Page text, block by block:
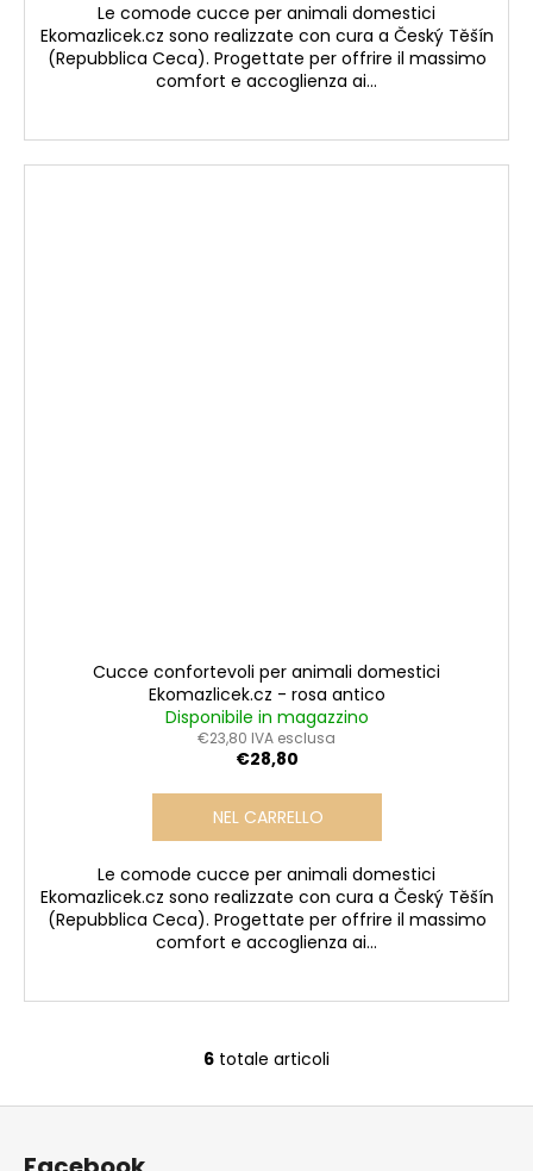
Le comode cucce per animali domestici
Ekomazlicek.cz sono realizzate con cura a Český Těšín
(Repubblica Ceca). Progettate per offrire il massimo
comfort e accoglienza ai...
Cucce confortevoli per animali domestici
Ekomazlicek.cz - rosa antico
Disponibile in magazzino
€23,80 IVA esclusa
€28,80
NEL CARRELLO
Le comode cucce per animali domestici
Ekomazlicek.cz sono realizzate con cura a Český Těšín
(Repubblica Ceca). Progettate per offrire il massimo
comfort e accoglienza ai...
C
o
6 totale articoli